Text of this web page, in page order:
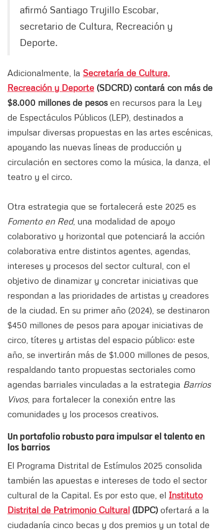
afirmó Santiago Trujillo Escobar,
secretario de Cultura, Recreación y
Deporte.
Adicionalmente, la Secretaría de Cultura,
Recreación y Deporte (SDCRD) contará con más de
$8.000 millones de pesosen recursos para la Ley
de Espectáculos Públicos (LEP), destinados a
impulsar diversas propuestas en las artes escénicas,
apoyando las nuevas líneas de producción y
circulación en sectores como la música, la danza, el
teatro y el circo.
Otra estrategia que se fortalecerá este 2025 es
Fomento en Red, una modalidad de apoyo
colaborativo y horizontal que potenciará la acción
colaborativa entre distintos agentes, agendas,
intereses y procesos del sector cultural, con el
objetivo de dinamizar y concretar iniciativas que
respondan a las prioridades de artistas y creadores
de la ciudad. En su primer año (2024), se destinaron
$450 millones de pesos para apoyar iniciativas de
circo, títeres y artistas del espacio público; este
año, se invertirán más de $1.000 millones de pesos,
respaldando tanto propuestas sectoriales como
agendas barriales vinculadas a la estrategia Barrios
Vivos, para fortalecer la conexión entre las
comunidades y los procesos creativos.
Un portafolio robusto para impulsar el talento en
los barrios
El Programa Distrital de Estímulos 2025 consolida
también las apuestas e intereses de todo el sector
cultural de la Capital. Es por esto que, el Instituto
Distrital de Patrimonio Cultural (IDPC) ofertará a la
ciudadanía cinco becas y dos premios y un total de